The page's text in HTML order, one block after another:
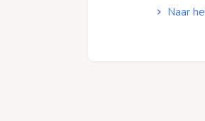
Naar